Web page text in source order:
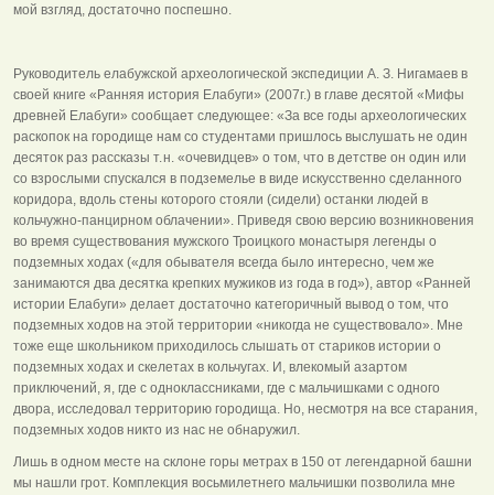
мой взгляд, достаточно поспешно.
Руководитель елабужской археологической экспедиции А. З. Нигамаев в
своей книге «Ранняя история Елабуги» (2007г.) в главе десятой «Мифы
древней Елабуги» сообщает следующее: «За все годы археологических
раскопок на городище нам со студентами пришлось выслушать не один
десяток раз рассказы т. н. «очевидцев» о том, что в детстве он один или
со взрослыми спускался в подземелье в виде искусственно сделанного
коридора, вдоль стены которого стояли (сидели) останки людей в
кольчужно-панцирном облачении». Приведя свою версию возникновения
во время существования мужского Троицкого монастыря легенды о
подземных ходах («для обывателя всегда было интересно, чем же
занимаются два десятка крепких мужиков из года в год»), автор «Ранней
истории Елабуги» делает достаточно категоричный вывод о том, что
подземных ходов на этой территории «никогда не существовало». Мне
тоже еще школьником приходилось слышать от стариков истории о
подземных ходах и скелетах в кольчугах. И, влекомый азартом
приключений, я, где с одноклассниками, где с мальчишками с одного
двора, исследовал территорию городища. Но, несмотря на все старания,
подземных ходов никто из нас не обнаружил.
Лишь в одном месте на склоне горы метрах в 150 от легендарной башни
мы нашли грот. Комплекция восьмилетнего мальчишки позволила мне